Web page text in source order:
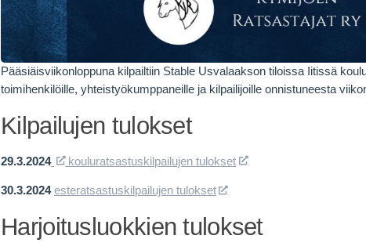
Pääsiäisviikonloppuna kilpailtiin Stable Usvalaakson tiloissa Iitissä
toimihenkilöille, yhteistyökumppaneille ja kilpailijoille onnistuneesta
Kilpailujen tulokset
29.3.2024 kouluratsastuskilpailujen tulokset
30.3.2024esteratsastuskilpailujen tulokset
Harjoitusluokkien tulokset